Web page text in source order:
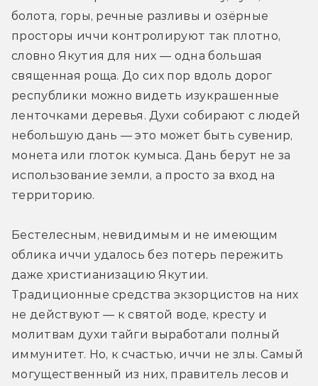
болота, горы, речные разливы и озёрные
просторы иччи контролируют так плотно,
словно Якутия для них — одна большая
священная роща. До сих пор вдоль дорог
республики можно видеть изукрашенные
ленточками деревья. Духи собирают с людей
небольшую дань — это может быть сувенир,
монета или глоток кумыса. Дань берут не за
использование земли, а просто за вход на
территорию.
Бестелесным, невидимым и не имеющим
облика иччи удалось без потерь пережить
даже христианизацию Якутии.
Традиционные средства экзорцистов на них
не действуют — к святой воде, кресту и
молитвам духи тайги выработали полный
иммунитет. Но, к счастью, иччи не злы. Самый
могущественный из них, правитель лесов и